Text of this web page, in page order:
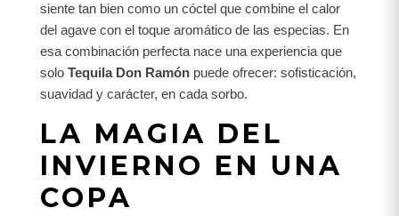
siente tan bien como un cóctel que combine el calor
del agave con el toque aromático de las especias. En
esa combinación perfecta nace una experiencia que
solo Tequila Don Ramón puede ofrecer: sofisticación,
suavidad y carácter, en cada sorbo.
LA MAGIA DEL
INVIERNO EN UNA
COPA